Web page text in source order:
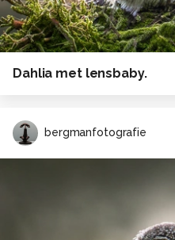
Dahlia met lensbaby.
bergmanfotografie